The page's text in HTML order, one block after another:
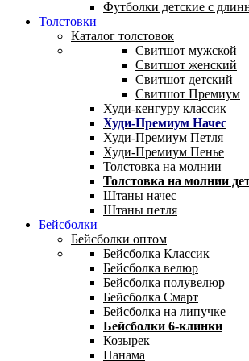
Футболки детские с
Толстовки
Каталог толстовок
Свитшот мужской
Свитшот женский
Свитшот детский
Свитшот Премиум
Худи-кенгуру классик
Худи-Премиум Начес
Худи-Премиум Петля
Худи-Премиум Пенье
Толстовка на молнии
Толстовка на молнии
Штаны начес
Штаны петля
Бейсболки
Бейсболки оптом
Бейсболка Классик
Бейсболка велюр
Бейсболка полувелюр
Бейсболка Смарт
Бейсболка на липучке
Бейсболки 6-клинки
Козырек
Панама